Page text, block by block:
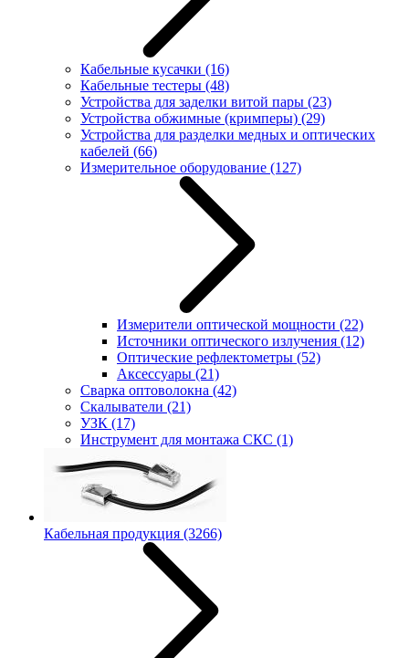
Кабельные кусачки (16)
Кабельные тестеры (48)
Устройства для заделки витой пары (23)
Устройства обжимные (кримперы) (29)
Устройства для разделки медных и оптических
кабелей (66)
Измерительное оборудование (127)
Измерители оптической мощности (22)
Источники оптического излучения (12)
Оптические рефлектометры (52)
Аксессуары (21)
Сварка оптоволокна (42)
Скалыватели (21)
УЗК (17)
Инструмент для монтажа СКС (1)
Кабельная продукция (3266)